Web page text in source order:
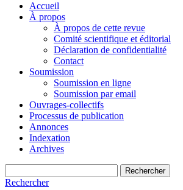
Accueil
À propos
À propos de cette revue
Comité scientifique et éditorial
Déclaration de confidentialité
Contact
Soumission
Soumission en ligne
Soumission par email
Ouvrages-collectifs
Processus de publication
Annonces
Indexation
Archives
Rechercher
Rechercher